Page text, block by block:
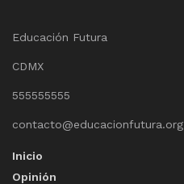
Educación Futura
CDMX
555555555
contacto@educacionfutura.org
Inicio
Opinión